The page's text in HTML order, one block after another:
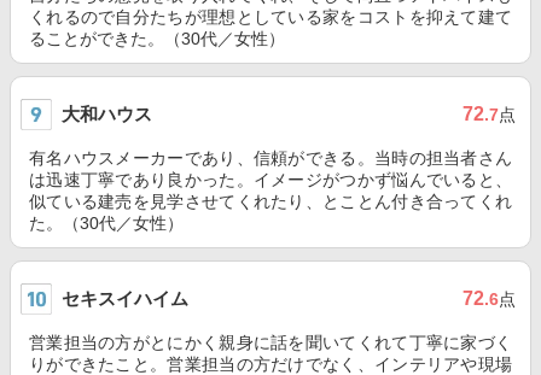
くれるので自分たちが理想としている家をコストを抑えて建て
ることができた。（30代／女性）
大和ハウス 72.7点
有名ハウスメーカーであり、信頼ができる。当時の担当者さん
は迅速丁寧であり良かった。イメージがつかず悩んでいると、
似ている建売を見学させてくれたり、とことん付き合ってくれ
た。（30代／女性）
セキスイハイム 72.6点
営業担当の方がとにかく親身に話を聞いてくれて丁寧に家づく
りができたこと。営業担当の方だけでなく、インテリアや現場